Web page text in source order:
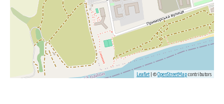
Leaflet| ©OpenStreetMapcontributors